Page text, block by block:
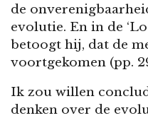
de
evolutie. En in de
betoogt hij, dat de
voortgekomen (pp.
Ik zou willen
denken over de